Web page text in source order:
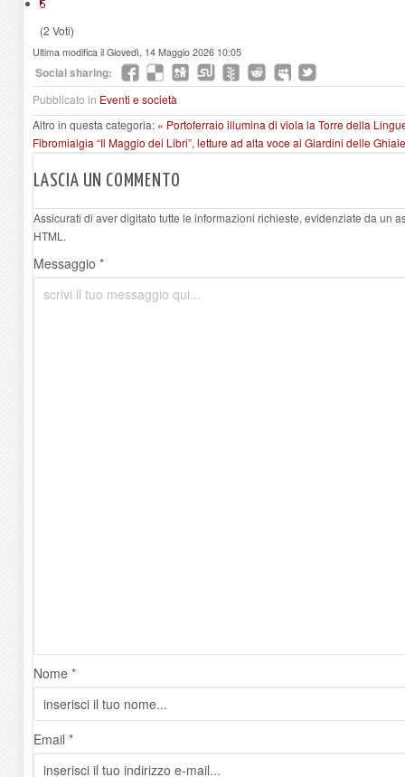
5
(2 Voti)
Ultima modifica il Giovedì, 14 Maggio 2026 10:05
Social sharing:
Pubblicato in Eventi e società
Altro in questa categoria: « Portoferraio illumina di viola la Torre della
Fibromialgia “Il Maggio dei Libri”, letture ad alta voce ai Giardini delle
LASCIA UN COMMENTO
Assicurati di aver digitato tutte le informazioni richieste, evidenziate da un
HTML.
Messaggio *
Nome *
Email *